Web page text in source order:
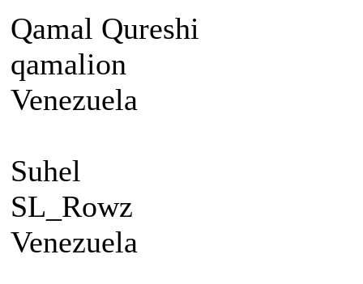
Qamal Qureshi
qamalion
Venezuela
Suhel
SL_Rowz
Venezuela